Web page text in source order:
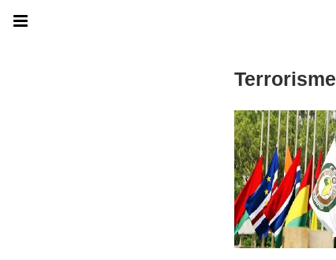
Terrorisme